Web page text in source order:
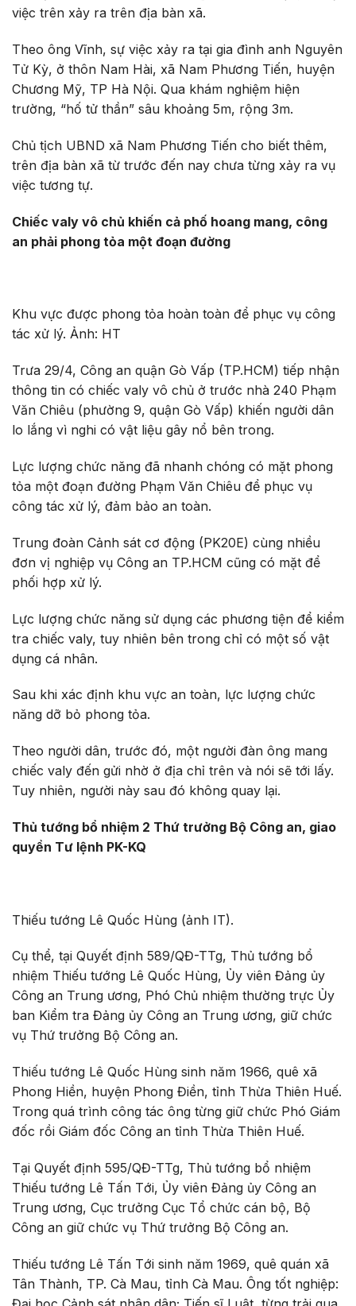
việc trên xảy ra trên địa bàn xã.
Theo ông Vĩnh, sự việc xảy ra tại gia đình anh Nguyên
Tử Kỳ, ở thôn Nam Hài, xã Nam Phương Tiến, huyện
Chương Mỹ, TP Hà Nội. Qua khám nghiệm hiện
trường, “hố tử thần” sâu khoảng 5m, rộng 3m.
Chủ tịch UBND xã Nam Phương Tiến cho biết thêm,
trên địa bàn xã từ trước đến nay chưa từng xảy ra vụ
việc tương tự.
Chiếc valy vô chủ khiến cả phố hoang mang, công
an phải phong tỏa một đoạn đường
Khu vực được phong tỏa hoàn toàn để phục vụ công
tác xử lý. Ảnh: HT
Trưa 29/4, Công an quận Gò Vấp (TP.HCM) tiếp nhận
thông tin có chiếc valy vô chủ ở trước nhà 240 Phạm
Văn Chiêu (phường 9, quận Gò Vấp) khiến người dân
lo lắng vì nghi có vật liệu gây nổ bên trong.
Lực lượng chức năng đã nhanh chóng có mặt phong
tỏa một đoạn đường Phạm Văn Chiêu để phục vụ
công tác xử lý, đảm bảo an toàn.
Trung đoàn Cảnh sát cơ động (PK20E) cùng nhiều
đơn vị nghiệp vụ Công an TP.HCM cũng có mặt để
phối hợp xử lý.
Lực lượng chức năng sử dụng các phương tiện để kiểm
tra chiếc valy, tuy nhiên bên trong chỉ có một số vật
dụng cá nhân.
Sau khi xác định khu vực an toàn, lực lượng chức
năng dỡ bỏ phong tỏa.
Theo người dân, trước đó, một người đàn ông mang
chiếc valy đến gửi nhờ ở địa chỉ trên và nói sẽ tới lấy.
Tuy nhiên, người này sau đó không quay lại.
Thủ tướng bổ nhiệm 2 Thứ trưởng Bộ Công an, giao
quyền Tư lệnh PK-KQ
Thiếu tướng Lê Quốc Hùng (ảnh IT).
Cụ thể, tại Quyết định 589/QĐ-TTg, Thủ tướng bổ
nhiệm Thiếu tướng Lê Quốc Hùng, Ủy viên Đảng ủy
Công an Trung ương, Phó Chủ nhiệm thường trực Ủy
ban Kiểm tra Đảng ủy Công an Trung ương, giữ chức
vụ Thứ trưởng Bộ Công an.
Thiếu tướng Lê Quốc Hùng sinh năm 1966, quê xã
Phong Hiền, huyện Phong Điền, tỉnh Thừa Thiên Huế.
Trong quá trình công tác ông từng giữ chức Phó Giám
đốc rồi Giám đốc Công an tỉnh Thừa Thiên Huế.
Tại Quyết định 595/QĐ-TTg, Thủ tướng bổ nhiệm
Thiếu tướng Lê Tấn Tới, Ủy viên Đảng ủy Công an
Trung ương, Cục trưởng Cục Tổ chức cán bộ, Bộ
Công an giữ chức vụ Thứ trưởng Bộ Công an.
Thiếu tướng Lê Tấn Tới sinh năm 1969, quê quán xã
Tân Thành, TP. Cà Mau, tỉnh Cà Mau. Ông tốt nghiệp: